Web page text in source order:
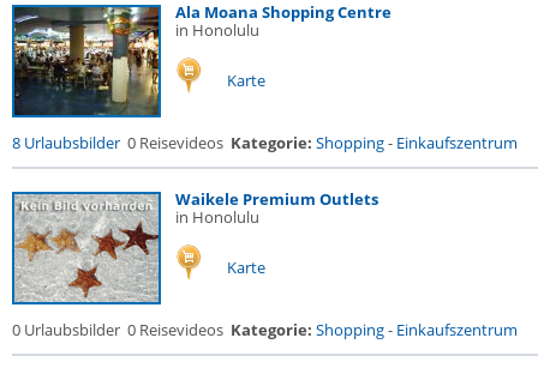
Ala Moana Shopping Centre
in Honolulu
Karte
8 Urlaubsbilder 0 Reisevideos Kategorie: Shopping- Einkaufszentrum
Waikele Premium Outlets
in Honolulu
Karte
0 Urlaubsbilder 0 Reisevideos Kategorie: Shopping- Einkaufszentrum